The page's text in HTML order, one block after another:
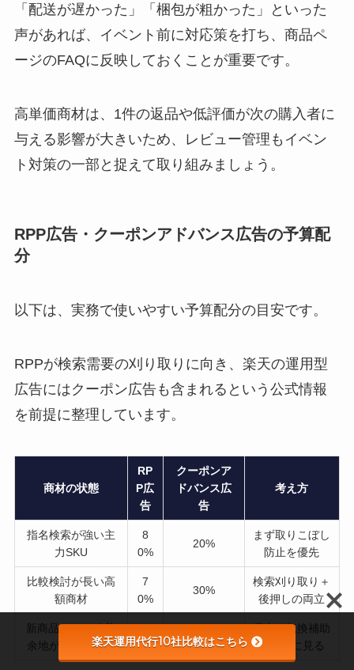
「配送が遅かった」「梱包が粗かった」といった
声があれば、イベント前に対応策を打ち、商品ペ
ージのFAQに反映しておくことが重要です。
高単価商材は、1件の返品や低評価が次の購入者に
与える影響が大きいため、レビュー管理もイベン
ト対策の一部と捉えて取り組みましょう。
RPP広告・クーポンアドバンス広告の予算配
分
以下は、実務で使いやすい予算配分の目安です。
RPPが検索需要の刈り取りに向き、楽天の運用型
広告にはクーポン広告も含まれるという公式情報
を前提に整理しています。
商材の状態
RP
P広
告
クーポンア
ドバンス広
告
考え方
指名検索が強い主
力SKU
8
0%
20%
まず取りこぼし
防止を優先
比較検討が長い高
額商材
7
0%
30%
検索刈り取り＋
後押しの両立
新商品・CVR改善
余地が大きい商品
6
0%
40%
露出と転換補助
を厚めに見る
楽天運用代行10社比較はこちら